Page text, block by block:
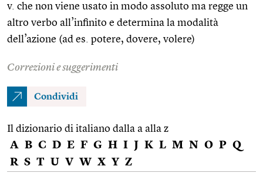
v. che non viene usato in modo assoluto ma regge un
altro verbo all’infinito e determina la modalità
dell’azione (ad es. potere, dovere, volere)
Correzioni e suggerimenti
Condividi
Il dizionario di italiano dalla a alla z
A B C D E F G H I J K L M N O P Q
R S T U V W X Y Z